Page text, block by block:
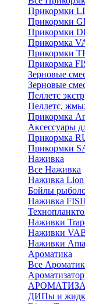
Прикормки
Прикормки
Прикормки
Прикормка
Прикормки
Прикормка
Зерновые
Зерновые
Пеллетс
Пеллетс,
Прикормка
Аксессуары
Прикормка
Прикормки
Наживка
Все Наживка
Наживка Lion
Бойлы
Наживка
Наживки
Наживки
Наживки
Ароматика
Все
ДИПы и